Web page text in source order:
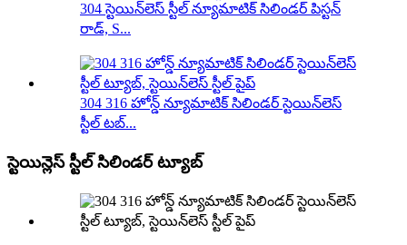
304 స్టెయిన్‌లెస్ స్టీల్ న్యూమాటిక్ సిలిండర్ పిస్టన్
రాడ్, S...
304 316 హోన్డ్ న్యూమాటిక్ సిలిండర్ స్టెయిన్‌లెస్
స్టీల్ టబ్...
స్టెయిన్లెస్ స్టీల్ సిలిండర్ ట్యూబ్